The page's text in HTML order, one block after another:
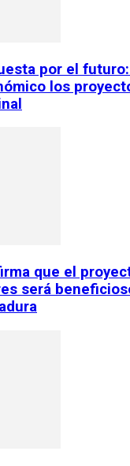
por el
los
que el
será